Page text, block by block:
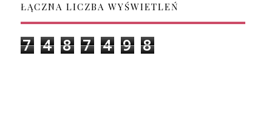
ŁĄCZNA LICZBA WYŚWIETLEŃ
7 4 8 7 4 9 8